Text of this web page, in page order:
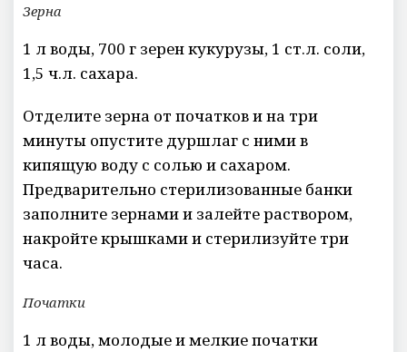
Зерна
1 л воды, 700 г зерен кукурузы, 1 ст.л. соли,
1,5 ч.л. сахара.
Отделите зерна от початков и на три
минуты опустите дуршлаг с ними в
кипящую воду с солью и сахаром.
Предварительно стерилизованные банки
заполните зернами и залейте раствором,
накройте крышками и стерилизуйте три
часа.
Початки
1 л воды, молодые и мелкие початки